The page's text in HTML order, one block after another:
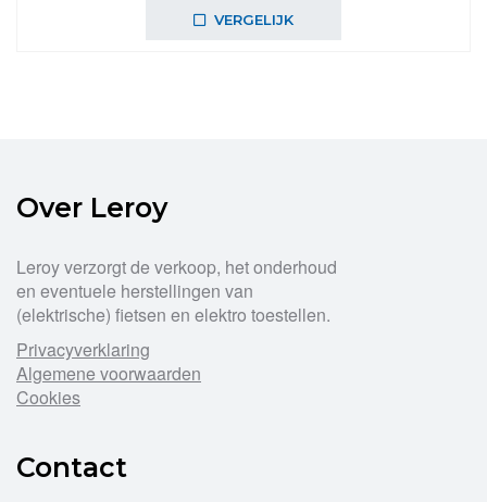
was:
VERGELIJK
Over Leroy
Leroy verzorgt de verkoop, het onderhoud
en eventuele herstellingen van
(elektrische) fietsen en elektro toestellen.
Privacyverklaring
Algemene voorwaarden
Cookies
Contact